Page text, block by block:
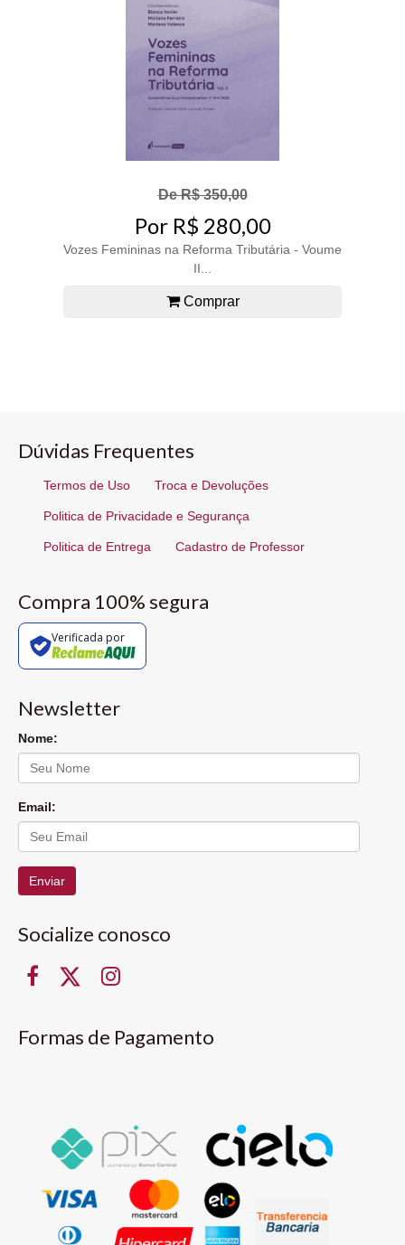
De R$ 350,00
Por R$ 280,00
Vozes Femininas na Reforma Tributária - Voume
II...
Comprar
Dúvidas Frequentes
Termos de Uso Troca e Devoluções
Politica de Privacidade e Segurança
Politica de Entrega Cadastro de Professor
Compra 100% segura
Verificada por
Newsletter
Nome:
Email:
Enviar
Socialize conosco
Formas de Pagamento